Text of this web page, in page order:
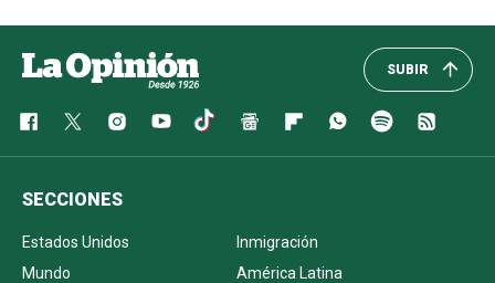
SUBIR
SECCIONES
Estados Unidos
Inmigración
Mundo
América Latina